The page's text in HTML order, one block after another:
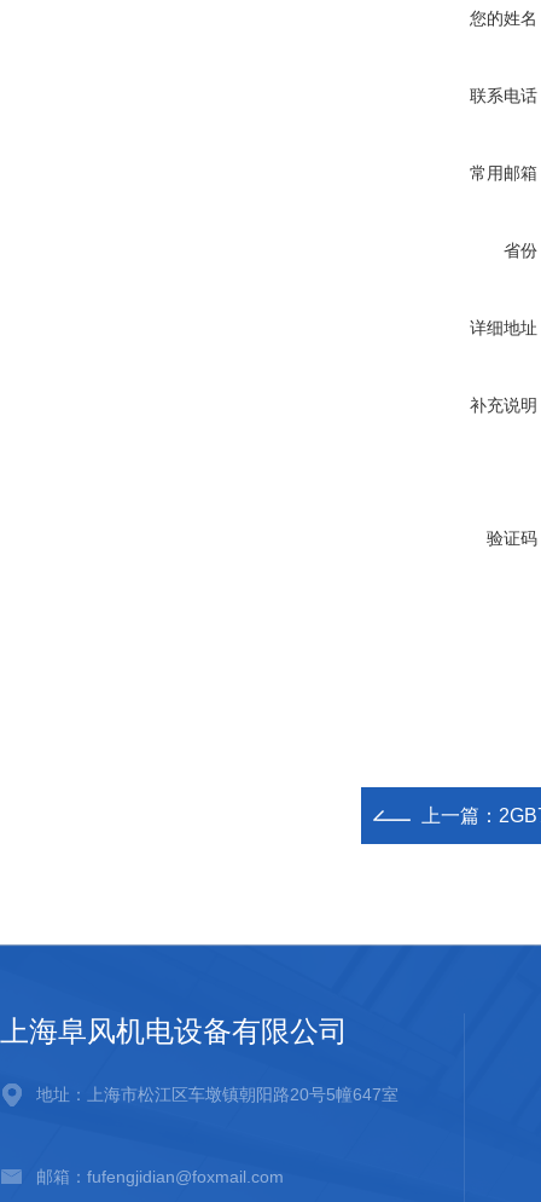
您的姓名
联系电话
常用邮箱
省份
详细地址
补充说明
验证码
上一篇：
上海阜风机电设备有限公司
地址：上海市松江区车墩镇朝阳路20号5幢647室
邮箱：fufengjidian@foxmail.com